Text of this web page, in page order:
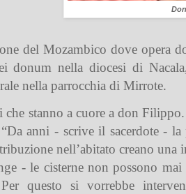
del Mozambico dove
donum nella diocesi di
nella parrocchia di Mirrote.
stanno a cuore a don
anni - scrive il sacerdote -
nell’abitato creano una
- le cisterne non possono
Per questo si vorrebbe